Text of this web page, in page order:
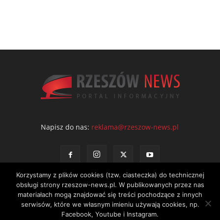
Napisz do nas: reklama@rzeszow-news.pl
Kontakt Polityka prywatności Regulamin portalu
Korzystamy z plików cookies (tzw. ciasteczka) do technicznej
obsługi strony rzeszow-news.pl. W publikowanych przez nas
materiałach mogą znajdować się treści pochodzące z innych
serwisów, które we własnym imieniu używają cookies, np.
Facebook, Youtube i Instagram.